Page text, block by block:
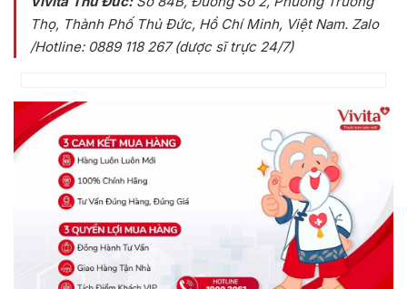
Thọ, Thành Phố Thủ Đức, Hồ Chí Minh, Việt Nam. Zalo
/Hotline: 0889 118 267 (dược sĩ trực 24/7)